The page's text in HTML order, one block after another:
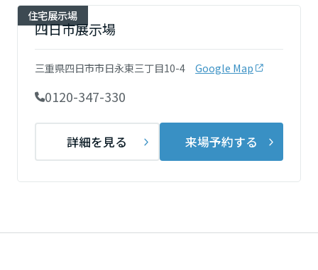
ミサワアイデンティティ
住宅展示場
四日市展示場
三重県四日市市日永東三丁目10-4 Google Map
0120-347-330
詳細を見る 来場予約する
神奈川県
甲信越・北陸
富山県
新潟県